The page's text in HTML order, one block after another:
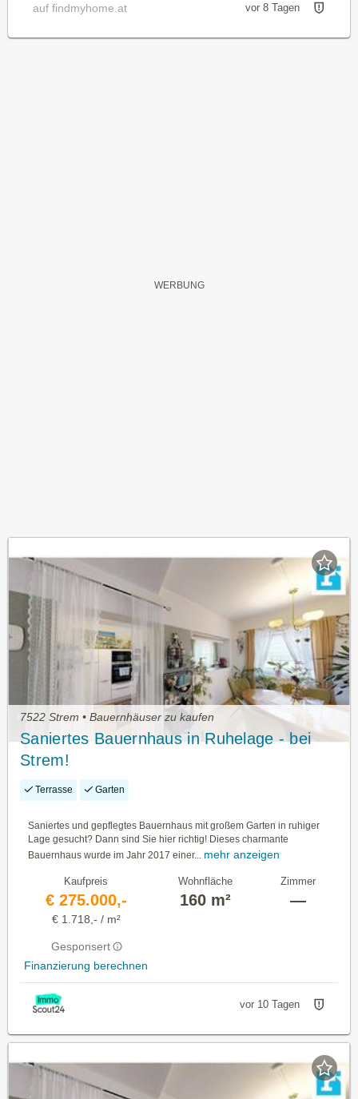
auf findmyhome.at vor 8 Tagen
7522 Strem • Bauernhäuser zu kaufen
Saniertes Bauernhaus in Ruhelage - bei
Strem!
Terrasse Garten
Saniertes und gepflegtes Bauernhaus mit großem Garten in ruhiger
Lage gesucht? Dann sind Sie hier richtig! Dieses charmante
Bauernhaus wurde im Jahr 2017 einer... mehr anzeigen
Kaufpreis
€ 275.000,-
€ 1.718,- / m²
Gesponsert
Finanzierung berechnen
Wohnfläche
160 m²
Zimmer
—
vor 10 Tagen